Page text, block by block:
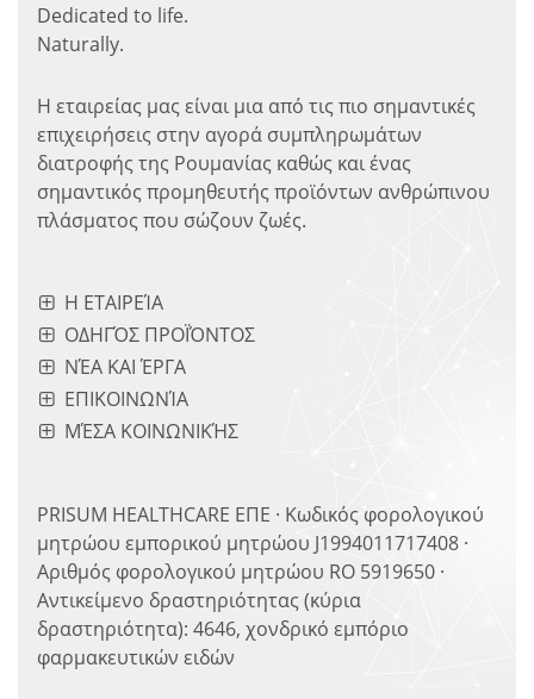
Dedicated to life.
Naturally.
Η εταιρείας μας είναι μια από τις πιο σημαντικές
επιχειρήσεις στην αγορά συμπληρωμάτων
διατροφής της Ρουμανίας καθώς και ένας
σημαντικός προμηθευτής προϊόντων ανθρώπινου
πλάσματος που σώζουν ζωές.
Η ΕΤΑΙΡΕΊΑ
ΟΔΗΓΌΣ ΠΡΟΪΌΝΤΟΣ
ΝΈΑ ΚΑΙ ΈΡΓΑ
ΕΠΙΚΟΙΝΩΝΊΑ
ΜΈΣΑ ΚΟΙΝΩΝΙΚΉΣ
PRISUM HEALTHCARE ΕΠΕ · Κωδικός φορολογικού
μητρώου εμπορικού μητρώου J1994011717408 ·
Αριθμός φορολογικού μητρώου RO 5919650 ·
Αντικείμενο δραστηριότητας (κύρια
δραστηριότητα): 4646, χονδρικό εμπόριο
φαρμακευτικών ειδών